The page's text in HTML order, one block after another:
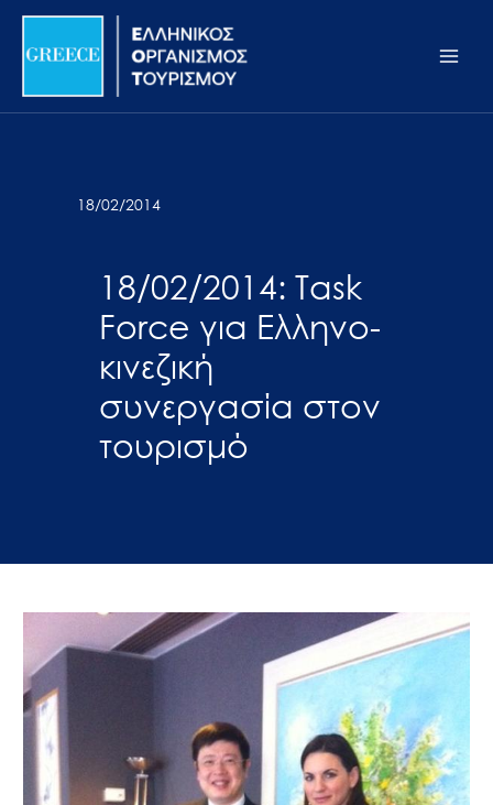
Σημείωση:
ιστότοπος
προσβασιμότητας.
Μετάβαση
περιεχόμενο
18/02/2014
18/02/2014: Task
Force για Ελληνο-
κινεζική
συνεργασία στον
τουρισμό